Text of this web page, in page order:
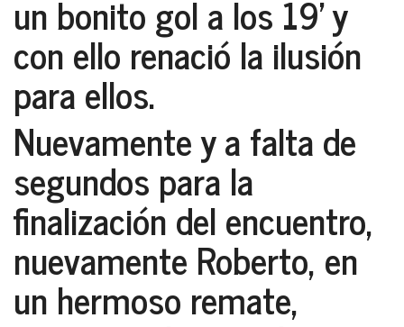
un bonito gol a los 19’ y
con ello renació la ilusión
para ellos.
Nuevamente y a falta de
segundos para la
finalización del encuentro,
nuevamente Roberto, en
un hermoso remate,